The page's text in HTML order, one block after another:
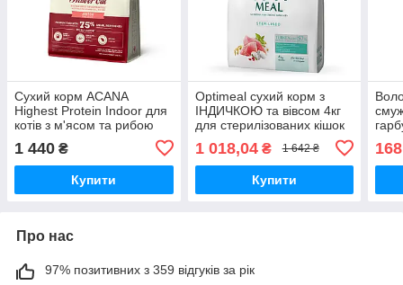
Сухий корм ACANA
Highest Protein Indoor для
котів з м'ясом та рибою
1 440 ₴
Купити
Optimeal сухий корм з
ІНДИЧКОЮ та вівсом 4кг
для стерилізованих кішок
1 018,04₴ 1 642 ₴
Купити
168
Про нас
97% позитивних з 359 відгуків за рік